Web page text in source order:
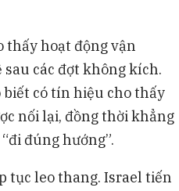
thấy hoạt động vận
các đợt không kích.
biết có tín hiệu cho thấy
nối lại, đồng thời khẳng
đúng hướng”.
tục leo thang. Israel tiến